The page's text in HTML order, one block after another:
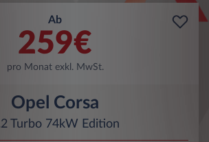
Ab
259€
pro Monat exkl. MwSt.
Opel Corsa
Turbo 74kW Edition